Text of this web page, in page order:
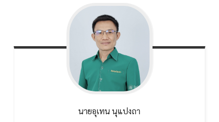
นายอุเทน นุแปงถา